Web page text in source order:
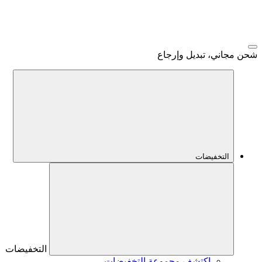
شحن مجاني، تبديل وإرجاع
التخفيضات
التخفيضات